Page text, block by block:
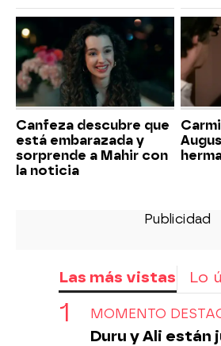
Canfeza descubre que
está embarazada y
sorprende a Mahir con
la noticia
Las más vistas Lo
MOMENTO
Duru y Ali están